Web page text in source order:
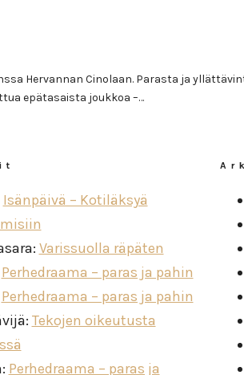
Hervannan Cinolaan. Parasta ja
epätasaista joukkoa –…
Isänpäivä – Kotiläksyä
: Varissuolla räpäten
Perhedraama – paras ja pahin
Perhedraama – paras ja pahin
: Tekojen oikeutusta
: Perhedraama – paras ja